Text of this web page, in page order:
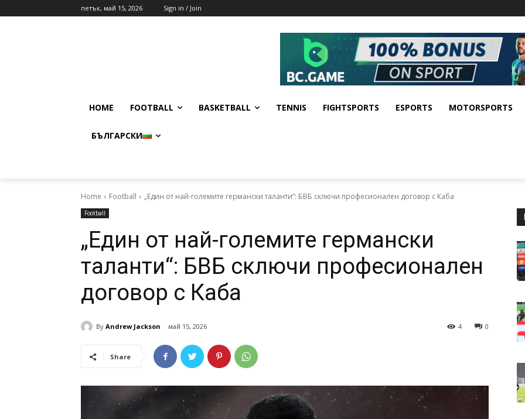
петък, май 15, 2026 Sign in / Join
HOME FOOTBALL BASKETBALL TENNIS FIGHTSPORTS ESPORTS MOTORSPORTS
БЪЛГАРСКИ
Home Football „Един от най-големите германски таланти“: БВБ сключи професионален договор с Каба
Football
„Един от най-големите германски
таланти“: БВБ сключи професионален
договор с Каба
By Andrew Jackson май 15, 2026 0
4
Share